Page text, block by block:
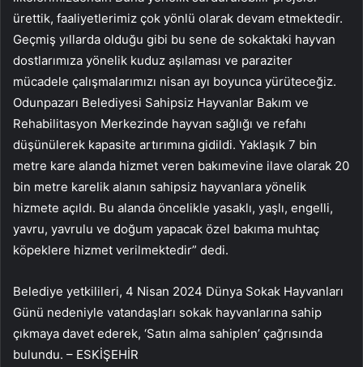
ürettik, faaliyetlerimiz çok yönlü olarak devam etmektedir.
Geçmiş yıllarda olduğu gibi bu sene de sokaktaki hayvan
dostlarımıza yönelik kuduz aşılaması ve paraziter
mücadele çalışmalarımızı nisan ayı boyunca yürüteceğiz.
Odunpazarı Belediyesi Sahipsiz Hayvanlar Bakım ve
Rehabilitasyon Merkezinde hayvan sağlığı ve refahı
düşünülerek kapasite artırımına gidildi. Yaklaşık 7 bin
metre kare alanda hizmet veren bakımevine ilave olarak 20
bin metre karelik alanın sahipsiz hayvanlara yönelik
hizmete açıldı. Bu alanda öncelikle yasaklı, yaşlı, engelli,
yavru, yavrulu ve doğum yapacak özel bakıma muhtaç
köpeklere hizmet verilmektedir” dedi.
Belediye yetkilileri, 4 Nisan 2024 Dünya Sokak Hayvanları
Günü nedeniyle vatandaşları sokak hayvanlarına sahip
çıkmaya davet ederek, ‘Satın alma sahiplen’ çağrısında
bulundu. – ESKİŞEHİR